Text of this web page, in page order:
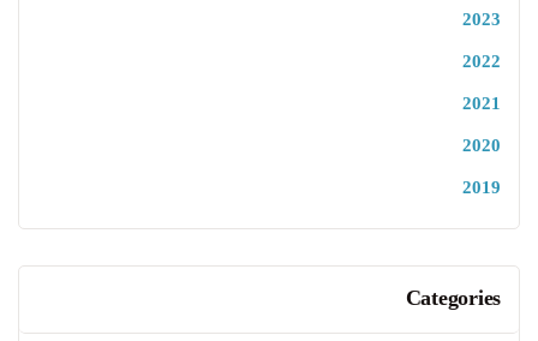
2023
2022
2021
2020
2019
Categories